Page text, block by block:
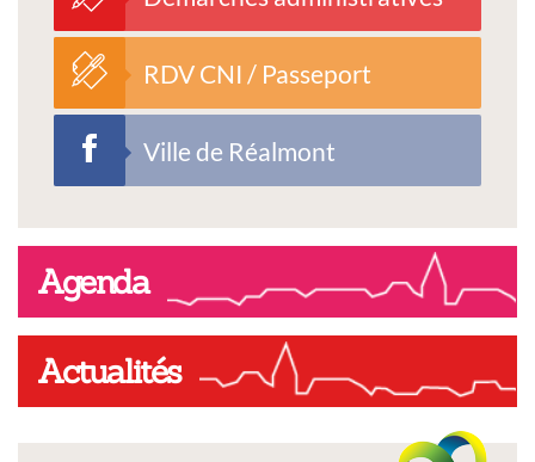
RDV CNI / Passeport
Ville de Réalmont
Agenda
Actualités